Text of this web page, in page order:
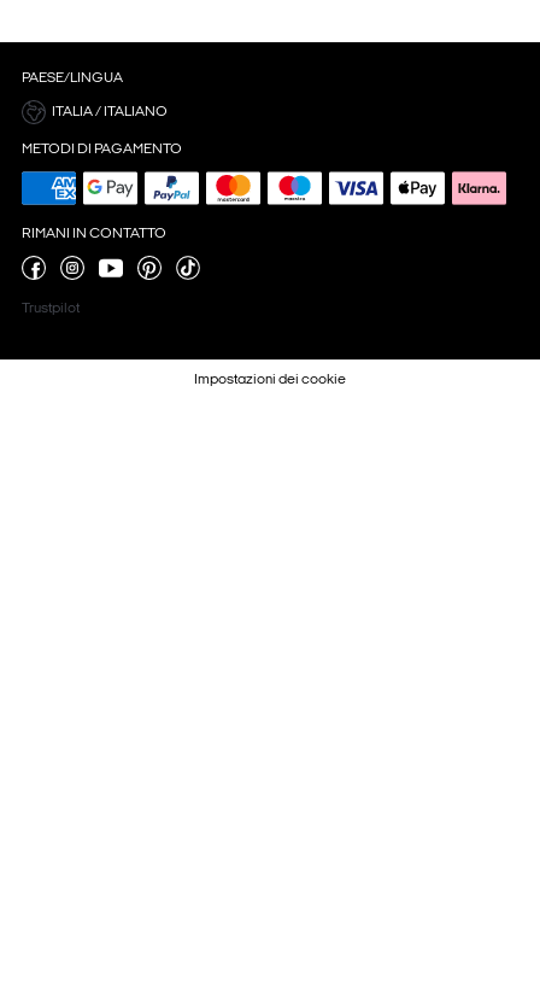
PAESE/LINGUA
ITALIA / ITALIANO
METODI DI PAGAMENTO
RIMANI IN CONTATTO
Trustpilot
Impostazioni dei cookie